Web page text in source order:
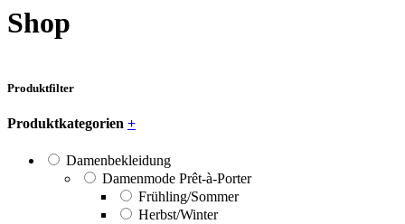
Shop
Produktfilter
Produktkategorien +
Damenbekleidung
Damenmode Prêt-à-Porter
Frühling/Sommer
Herbst/Winter